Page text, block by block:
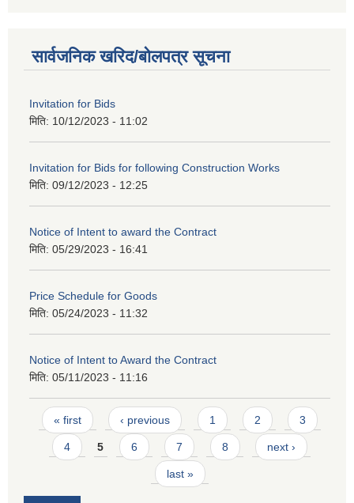
सार्वजनिक खरिद/बोलपत्र सूचना
Invitation for Bids
मिति: 10/12/2023 - 11:02
Invitation for Bids for following Construction Works
मिति: 09/12/2023 - 12:25
Notice of Intent to award the Contract
मिति: 05/29/2023 - 16:41
Price Schedule for Goods
मिति: 05/24/2023 - 11:32
Notice of Intent to Award the Contract
मिति: 05/11/2023 - 11:16
Pages
« first ‹ previous 1 2 3
4 5 6 7 8 next ›
last »